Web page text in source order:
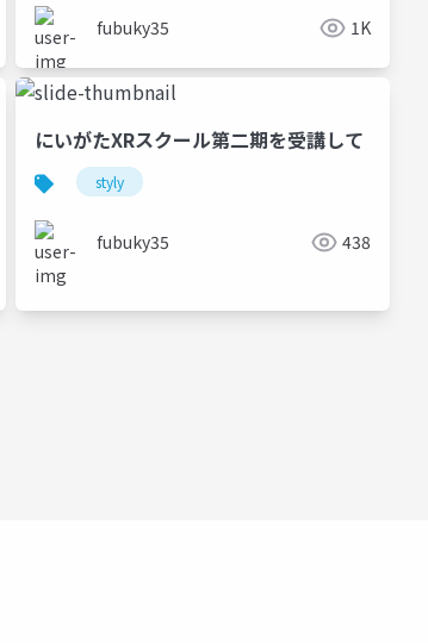
fubuky35 1K
にいがたXRスクール第二期を受講して
styly
fubuky35 438